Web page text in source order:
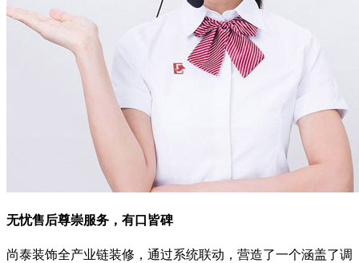
无忧售后尊崇服务，有口皆碑
尚泰装饰全产业链装修，通过系统联动，营造了一个涵盖了调